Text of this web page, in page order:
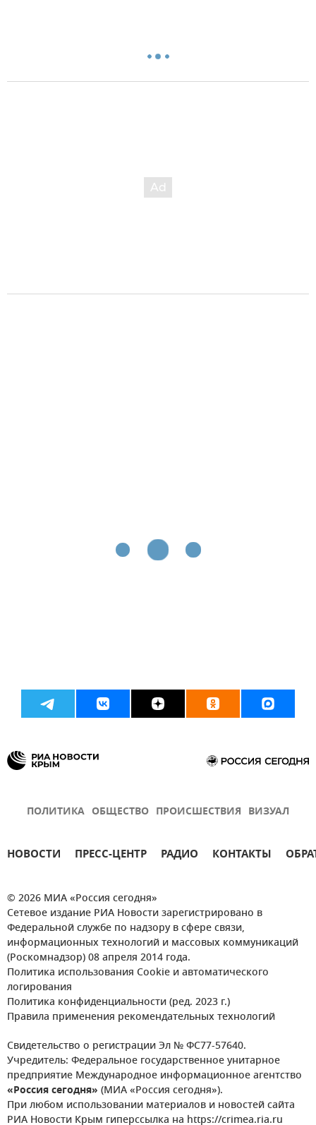
ПОЛИТИКА ОБЩЕСТВО ПРОИСШЕСТВИЯ ВИЗУАЛ
НОВОСТИ ПРЕСС-ЦЕНТР РАДИО КОНТАКТЫ
© 2026 МИА «Россия сегодня»
Сетевое издание РИА Новости зарегистрировано в
Федеральной службе по надзору в сфере связи,
информационных технологий и массовых коммуникаций
(Роскомнадзор) 08 апреля 2014 года.
Политика использования Cookie и автоматического
логирования
Политика конфиденциальности (ред. 2023 г.)
Правила применения рекомендательных технологий
Свидетельство о регистрации Эл № ФС77-57640.
Учредитель: Федеральное государственное унитарное
предприятие Международное информационное агентство
«Россия сегодня» (МИА «Россия сегодня»).
При любом использовании материалов и новостей сайта
РИА Новости Крым гиперссылка на https://crimea.ria.ru